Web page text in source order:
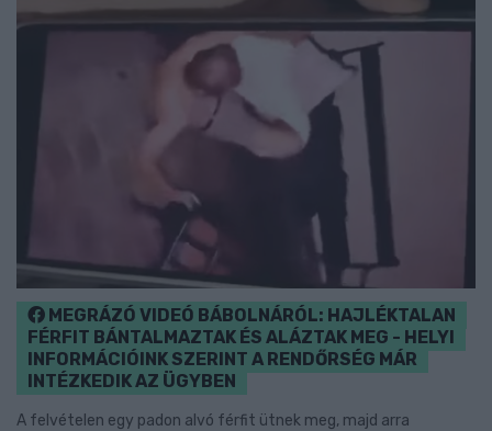
MEGRÁZÓ VIDEÓ BÁBOLNÁRÓL: HAJLÉKTALAN
FÉRFIT BÁNTALMAZTAK ÉS ALÁZTAK MEG - HELYI
INFORMÁCIÓINK SZERINT A RENDŐRSÉG MÁR
INTÉZKEDIK AZ ÜGYBEN
A felvételen egy padon alvó férfit ütnek meg, majd arra